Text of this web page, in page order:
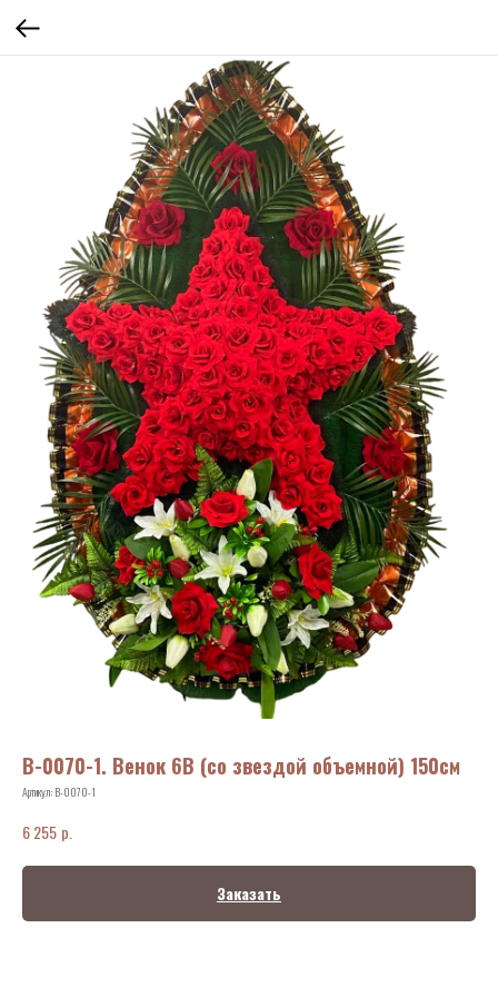
В-0070-1. Венок 6В (со звездой объемной) 150см
Артикул: В-0070-1
6 255 р.
Заказать